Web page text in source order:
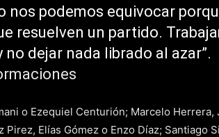
nos podemos equivocar
resuelven un partido.
no dejar nada librado al azar”.
o Ezequiel Centurión; Marcelo Herrera,
Pirez, Elías Gómez o Enzo Díaz; Santiago